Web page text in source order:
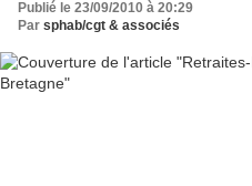
Publié le 23/09/2010 à 20:29
Par sphab/cgt & associés